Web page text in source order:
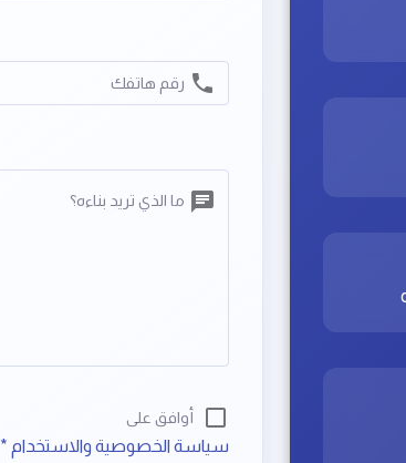
رقم هاتفك
ما الذي تريد بناءه؟
أوافق على
سياسة الخصوصية والاستخدام *